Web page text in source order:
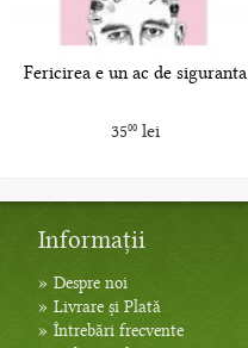
Fericirea e un ac de siguranta
3500lei
Informații
» Despre noi
» Livrare și Plată
» Întrebări frecvente